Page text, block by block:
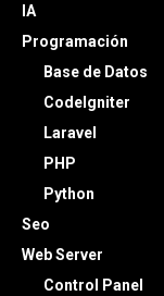
IA
Programación
Base de Datos
CodeIgniter
Laravel
PHP
Python
Seo
Web Server
Control Panel